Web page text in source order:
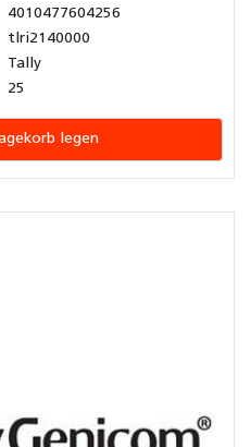
4010477604256
tlri2140000
Tally
25
legen